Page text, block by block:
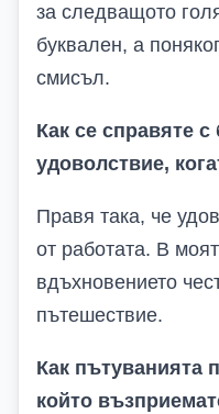
за следващото
буквален, а
смисъл.
Как се справяте
удоволствие,
Правя така, че
от работата. В
вдъхновението
пътешествие.
Как пътуванията
който